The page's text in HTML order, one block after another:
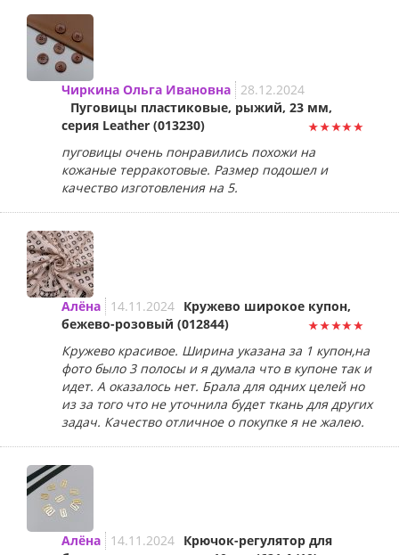
Чиркина Ольга Ивановна
28.12.2024
Пуговицы пластиковые, рыжий, 23 мм,
серия Leather (013230)
пуговицы очень понравились похожи на
кожаные терракотовые. Размер подошел и
качество изготовления на 5.
Алёна 14.11.2024 Кружево широкое купон,
бежево-розовый (012844)
Кружево красивое. Ширина указана за 1 купон,на
фото было 3 полосы и я думала что в купоне так и
идет. А оказалось нет. Брала для одних целей но
из за того что не уточнила будет ткань для других
задач. Качество отличное о покупке я не жалею.
Алёна 14.11.2024 Крючок-регулятор для